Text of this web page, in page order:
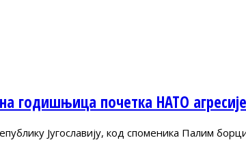
годишњица почетка НАТО агресије
Југославију, код споменика Палим